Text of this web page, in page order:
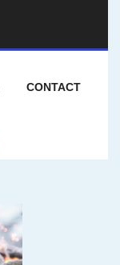
CONTACT